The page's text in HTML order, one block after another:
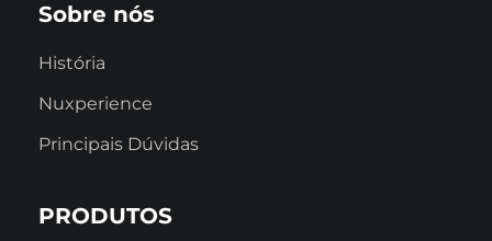
Sobre nós
História
Nuxperience
Principais Dúvidas
PRODUTOS